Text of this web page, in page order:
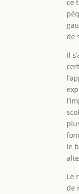
ce
de
Il
le
Le
de